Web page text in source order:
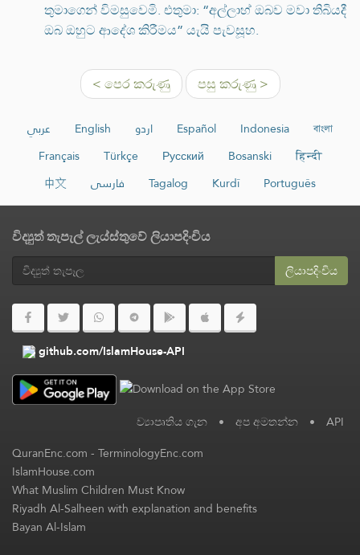
තුමාගෙන් විමසුවෙමි. එතුමා: “අල්ලාහ් ඔබව මවා තිබියදී
ඔබ ඔහුට ආදේශ කිරීමය” යැයි පැවසූහ.
< පෙර කරුණු පසු කරුණු >
عربي English اردو Español Indonesia
বাংলা
Français
Türkçe Русский Bosanski
हिन्दी
中文
فارسی Tagalog Kurdî Português
විද්‍යුත් තැපැල් ලැය්ස්තුවේ ලියාපදිංචිය
ලියාපදිංචිය
github.com/IslamHouse-API
ව්‍යාපෘතිය ගැන • අප අමතන්න • API
QuranEnc.com-TerminologyEnc.com
IslamHouse.com
What Muslim Children Must Know
Riyadh Al-Salheen with explanation and benefits
Bayan Al-Islam